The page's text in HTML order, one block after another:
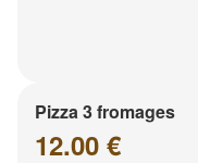
Pizza 3 fromages
12.00 €